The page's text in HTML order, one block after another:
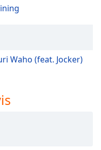
Waho (feat. Jocker)